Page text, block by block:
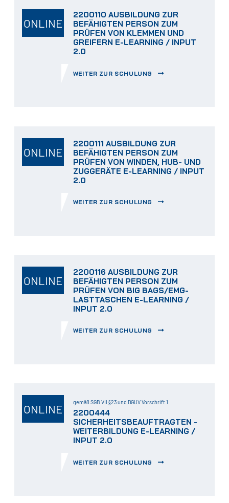
ONLINE
2200110 AUSBILDUNG ZUR
BEFÄHIGTEN PERSON ZUM
PRÜFEN VON KLEMMEN UND
GREIFERN E-LEARNING / INPUT
2.0
WEITER ZUR SCHULUNG
ONLINE
2200111 AUSBILDUNG ZUR
BEFÄHIGTEN PERSON ZUM
PRÜFEN VON WINDEN, HUB- UND
ZUGGERÄTE E-LEARNING / INPUT
2.0
WEITER ZUR SCHULUNG
ONLINE
2200116 AUSBILDUNG ZUR
BEFÄHIGTEN PERSON ZUM
PRÜFEN VON BIG BAGS/EMG-
LASTTASCHEN E-LEARNING /
INPUT 2.0
WEITER ZUR SCHULUNG
ONLINE
gemäß SGB VII §23 und DGUV Vorschrift 1
2200444
SICHERHEITSBEAUFTRAGTEN -
WEITERBILDUNG E-LEARNING /
INPUT 2.0
WEITER ZUR SCHULUNG